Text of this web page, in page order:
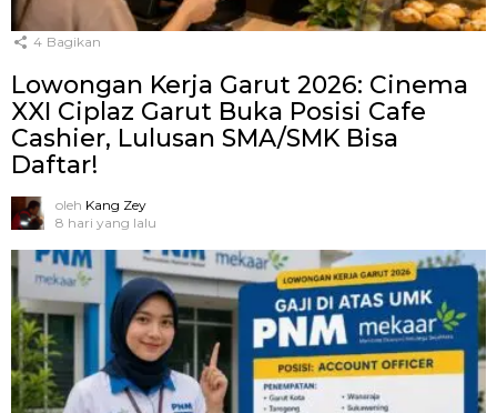
4 Bagikan
Lowongan Kerja Garut 2026: Cinema
XXI Ciplaz Garut Buka Posisi Cafe
Cashier, Lulusan SMA/SMK Bisa
Daftar!
oleh Kang Zey
8 hari yang lalu